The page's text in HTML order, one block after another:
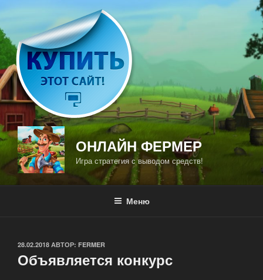
содержимому
ОНЛАЙН ФЕРМЕР
Игра стратегия с выводом средств!
Меню
ОПУБЛИКОВАНО
28.02.2018 АВТОР: FERMER
Объявляется конкурс